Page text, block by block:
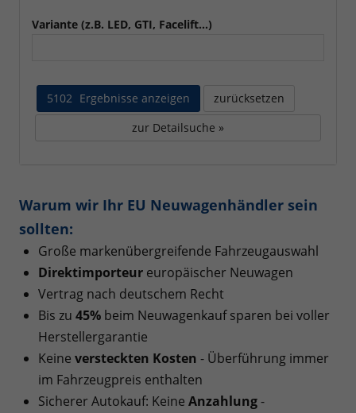
Variante (z.B. LED, GTI, Facelift...)
5102 Ergebnisse anzeigen
zurücksetzen
zur Detailsuche »
Warum wir Ihr EU Neuwagenhändler sein
sollten:
Große markenübergreifende Fahrzeugauswahl
Direktimporteur europäischer Neuwagen
Vertrag nach deutschem Recht
Bis zu 45% beim Neuwagenkauf sparen bei voller
Herstellergarantie
Keine versteckten Kosten - Überführung immer
im Fahrzeugpreis enthalten
Sicherer Autokauf: Keine Anzahlung-